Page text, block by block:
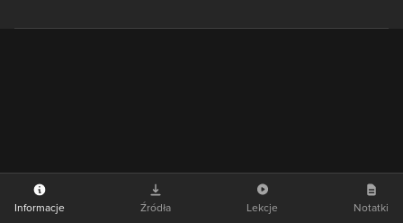
Informacje Źródła Lekcje Notatki